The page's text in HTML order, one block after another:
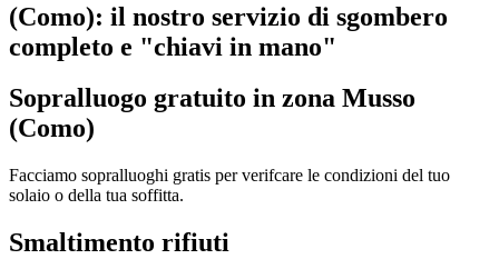
(Como): il nostro servizio di sgombero
completo e "chiavi in mano"
Sopralluogo gratuito in zona Musso
(Como)
Facciamo sopralluoghi gratis per verifcare le condizioni del tuo
solaio o della tua soffitta.
Smaltimento rifiuti